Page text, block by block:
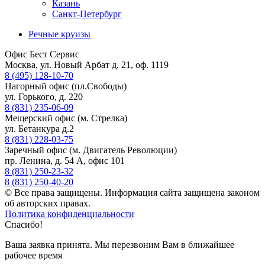
Казань
Санкт-Петербург
Речные круизы
Офис Бест Сервис
Москва, ул. Новый Арбат д. 21, оф. 1119
8 (495) 128-10-70
Нагорный офис (пл.Свободы)
ул. Горького, д. 220
8 (831) 235-06-09
Мещерский офис (м. Стрелка)
ул. Бетанкура д.2
8 (831) 228-03-75
Заречный офис (м. Двигатель Революции)
пр. Ленина, д. 54 А, офис 101
8 (831) 250-23-32
8 (831) 250-40-20
© Все права защищены. Информация сайта защищена законом
об авторских правах.
Политика конфиденциальности
Спасибо!
Ваша заявка принята. Мы перезвоним Вам в ближайшее
рабочее время